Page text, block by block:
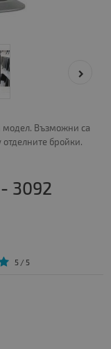
модел. Възможни са
бройки.
3092
5 / 5